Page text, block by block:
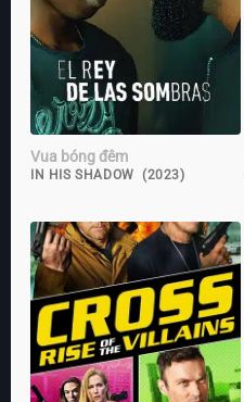
Vua bóng đêm
IN HIS SHADOW (2023)